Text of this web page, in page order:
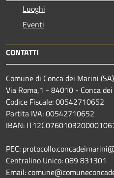
Luoghi
Eventi
CONTATTI
Comune di Conca dei Marini (SA)
Via Roma,1 - 84010 - Conca
Codice Fiscale: 00542710652
Partita IVA: 00542710652
IBAN:
PEC:
Centralino Unico: 089 831301
Email: